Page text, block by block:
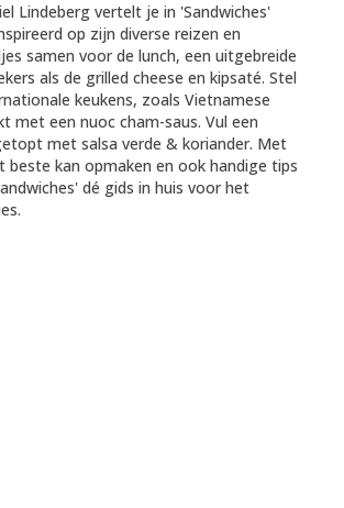
Lindeberg vertelt je in 'Sandwiches'
op zijn diverse reizen en
samen voor de lunch, een uitgebreide
als de grilled cheese en kipsaté. Stel
keukens, zoals Vietnamese
met een nuoc cham-saus. Vul een
met salsa verde & koriander. Met
kan opmaken en ook handige tips
dé gids in huis voor het